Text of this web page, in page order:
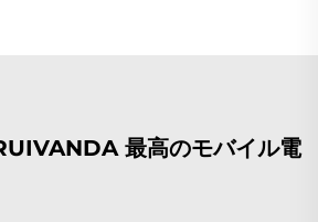
最高のモバイル電